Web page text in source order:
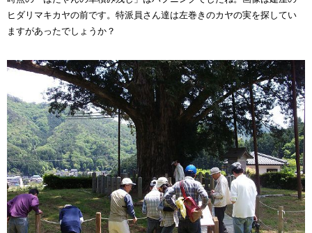
ヒダリマキカヤの前です。特派員さん達は左巻きのカヤの実を探してい
ますがあったでしょうか？